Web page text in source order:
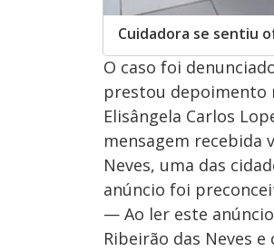
Cuidadora se sentiu
O caso foi
prestou depoimento
Elisângela Carlos
mensagem recebida
Neves, uma das
anúncio foi
— Ao ler este
Ribeirão das Neves